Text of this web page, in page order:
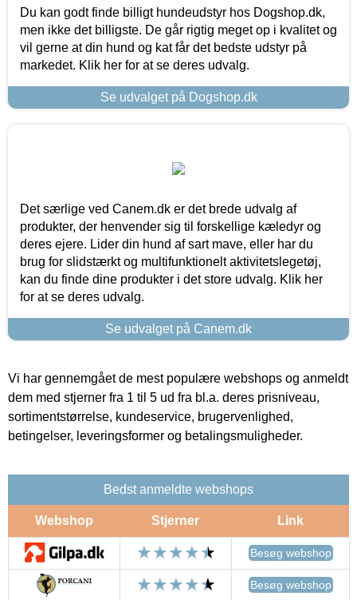
Du kan godt finde billigt hundeudstyr hos Dogshop.dk,
men ikke det billigste. De går rigtig meget op i kvalitet og
vil gerne at din hund og kat får det bedste udstyr på
markedet. Klik her for at se deres udvalg.
Se udvalget på Dogshop.dk
Det særlige ved Canem.dk er det brede udvalg af
produkter, der henvender sig til forskellige kæledyr og
deres ejere. Lider din hund af sart mave, eller har du
brug for slidstærkt og multifunktionelt aktivitetslegetøj,
kan du finde dine produkter i det store udvalg. Klik her
for at se deres udvalg.
Se udvalget på Canem.dk
Vi har gennemgået de mest populære webshops og anmeldt
dem med stjerner fra 1 til 5 ud fra bl.a. deres prisniveau,
sortimentstørrelse, kundeservice, brugervenlighed,
betingelser, leveringsformer og betalingsmuligheder.
Bedst anmeldte webshops
Webshop Stjerner Link
Besøg webshop
Besøg webshop